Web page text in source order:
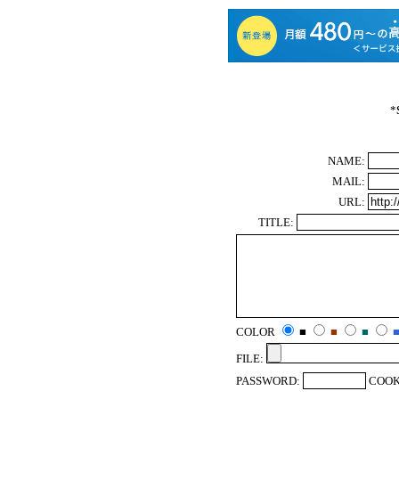
*
NAME:
MAIL:
URL:
TITLE:
COLOR ■ ■ ■
■
FILE:
PASSWORD: